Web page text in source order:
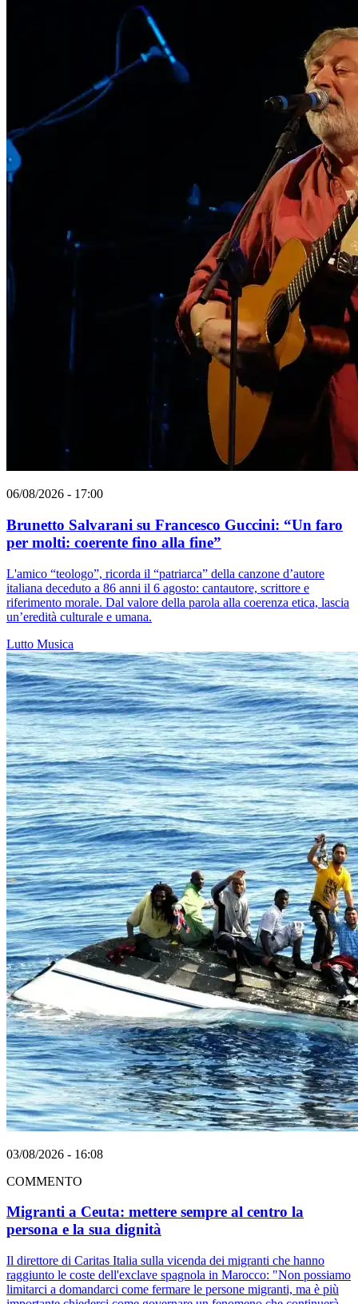
06/08/2026 - 17:00
Brunetto Salvarani su Francesco Guccini: “Un faro
per molti: coerente fino alla fine”
L'amico “teologo”, ricorda il “patriarca” della canzone d’autore
italiana deceduto a 86 anni il 6 agosto: cantautore, scrittore e
riferimento morale. Dal valore della parola alla coerenza etica, lascia
un’eredità culturale e umana.
Lutto Musica
03/08/2026 - 16:08
COMMENTO
Migranti a Ceuta: mettere sempre al centro la
persona e la sua dignità
Il direttore di Caritas Italia sulla vicenda dei migranti che hanno
raggiunto le coste dell'exclave spagnola in Marocco: "Non possiamo
limitarci a domandarci come fermare le persone migranti, ma è più